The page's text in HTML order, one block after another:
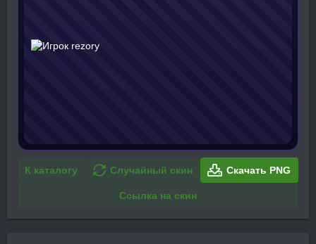
К каталогу Случайный скин Скачать PNG
Ссылка на скин